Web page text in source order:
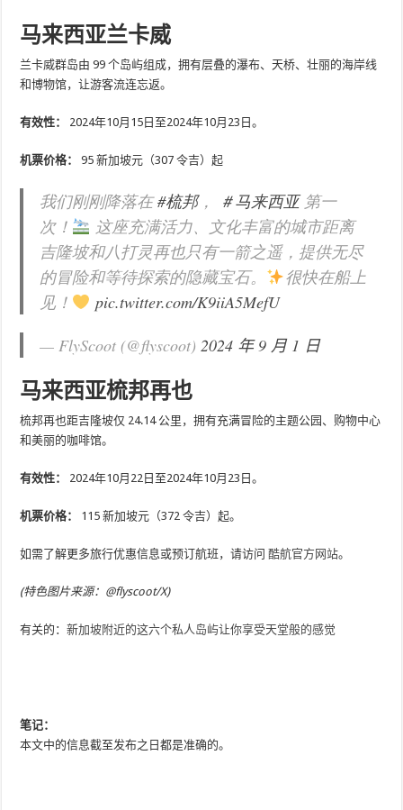
马来西亚兰卡威
兰卡威群岛由 99 个岛屿组成，拥有层叠的瀑布、天桥、壮丽的海岸线
和博物馆，让游客流连忘返。
有效性： 2024年10月15日至2024年10月23日。
机票价格： 95 新加坡元（307 令吉）起
我们刚刚降落在#梳邦， ＃马来西亚第一
次！
这座充满活力、文化丰富的城市距离
吉隆坡和八打灵再也只有一箭之遥，提供无尽
的冒险和等待探索的隐藏宝石。
很快在船上
见！
pic.twitter.com/K9iiA5MefU
— FlyScoot (@flyscoot)2024 年 9 月 1 日
马来西亚梳邦再也
梳邦再也距吉隆坡仅 24.14 公里，拥有充满冒险的主题公园、购物中心
和美丽的咖啡馆。
有效性： 2024年10月22日至2024年10月23日。
机票价格： 115 新加坡元（372 令吉）起。
如需了解更多旅行优惠信息或预订航班，请访问酷航官方网站。
(特色图片来源：@flyscoot/X)
有关的：新加坡附近的这六个私人岛屿让你享受天堂般的感觉
笔记：
本文中的信息截至发布之日都是准确的。